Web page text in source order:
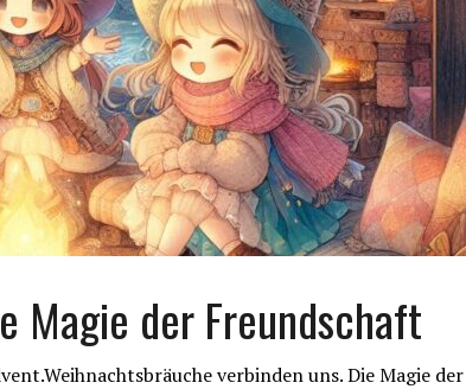
Magie der Freundschaft
verbinden uns. Die Magie der